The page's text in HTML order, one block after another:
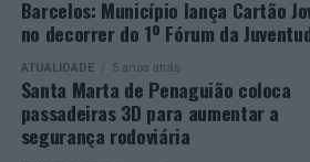
A Empresa Municipal de Educação e
felicita todos os diplomados por
conquista, desejando-lhes os
profissionais e académicos, convicta
representa o início de novas
desafios.
Barcelos: Município lança Cartão
no decorrer do 1º Fórum da
ATUALIDADE 5 anos atrás
Santa Marta de Penaguião coloca
passadeiras 3D para aumentar a
segurança rodoviária